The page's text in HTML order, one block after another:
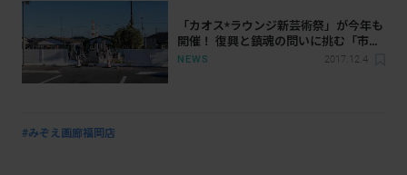
「カオス*ラウンジ新芸術祭」が今年も
開催！ 復興と鎮魂の問いに挑む「市街
劇」の集大成
NEWS 2017.12.4
#みぞえ画廊福岡店